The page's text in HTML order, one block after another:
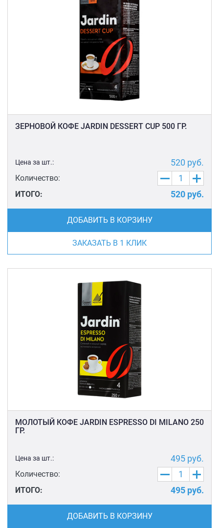
ЗЕРНОВОЙ КОФЕ JARDIN DESSERT CUP 500 ГР.
Цена за шт.: 520 руб.
Количество:
ИТОГО:
520 руб.
ДОБАВИТЬ В КОРЗИНУ
ЗАКАЗАТЬ В 1 КЛИК
МОЛОТЫЙ КОФЕ JARDIN ESPRESSO DI MILANO 250
ГР.
Цена за шт.: 495 руб.
Количество:
ИТОГО:
495 руб.
ДОБАВИТЬ В КОРЗИНУ